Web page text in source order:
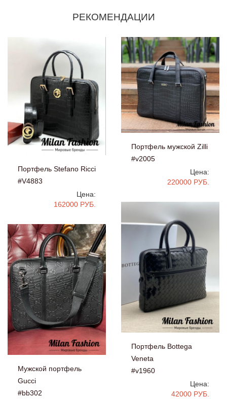
РЕКОМЕНДАЦИИ
Портфель Stefano Ricci
#V4883
Цена:
162000 РУБ.
Портфель мужской Zilli
#v2005
Цена:
220000 РУБ.
Портфель Bottega
Veneta
#v1960
Цена:
42000 РУБ.
Мужской портфель
Gucci
#bb302